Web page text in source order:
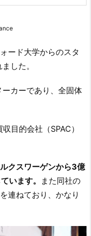
ード大学からのスタ
した。
カーであり、全固体
目的会社（SPAC）
クスワーゲンから3億
います。
また同社の
連ねており、かなり